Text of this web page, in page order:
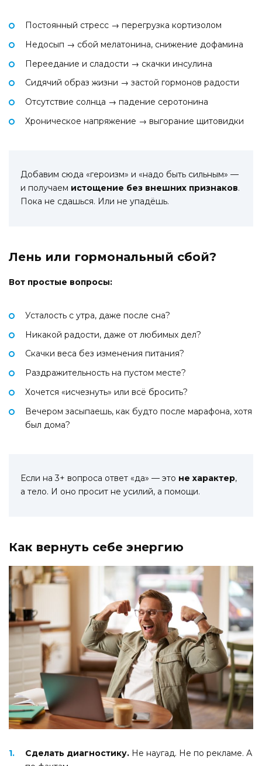
Постоянный стресс → перегрузка кортизолом
Недосып → сбой мелатонина, снижение дофамина
Переедание и сладости → скачки инсулина
Сидячий образ жизни → застой гормонов радости
Отсутствие солнца → падение серотонина
Хроническое напряжение → выгорание щитовидки
Добавим сюда «героизм» и «надо быть сильным» —
и получаем истощение без внешних признаков.
Пока не сдашься. Или не упадёшь.
Лень или гормональный сбой?
Вот простые вопросы:
Усталость с утра, даже после сна?
Никакой радости, даже от любимых дел?
Скачки веса без изменения питания?
Раздражительность на пустом месте?
Хочется «исчезнуть» или всё бросить?
Вечером засыпаешь, как будто после марафона, хотя
был дома?
Если на 3+ вопроса ответ «да» — это не характер,
а тело. И оно просит не усилий, а помощи.
Как вернуть себе энергию
Сделать диагностику. Не наугад. Не по рекламе. А